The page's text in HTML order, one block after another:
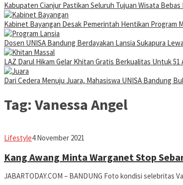
Kabupaten Cianjur Pastikan Seluruh Tujuan Wisata Bebas
Kabinet Bayangan Desak Pemerintah Hentikan Program
Dosen UNISA Bandung Berdayakan Lansia Sukapura
LAZ Darul Hikam Gelar Khitan Gratis Berkualitas Untuk 51
Dari Cedera Menuju Juara, Mahasiswa UNISA Bandung
Tag: Vanessa Angel
LifestyleAvila
4 November 2021
Kang Awang Minta Warganet Stop
JABARTODAY.COM – BANDUNG Foto kondisi selebritas